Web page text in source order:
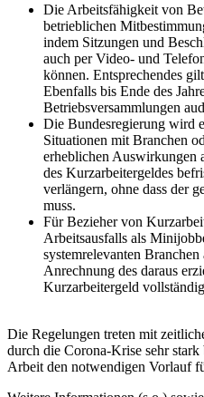
Die Arbeitsfähigkeit von
betrieblichen
indem Sitzungen und
auch per Video- und
können. Entsprechendes
Ebenfalls bis Ende des
Betriebsversammlungen
Die Bundesregierung wird
Situationen mit Branchen
erheblichen Auswirkungen
des Kurzarbeitergeldes
verlängern, ohne dass der
muss.
Für Bezieher von
Arbeitsausfalls als
systemrelevanten
Anrechnung des daraus
Kurzarbeitergeld
Die Regelungen treten mit
durch die Corona-Krise sehr
Arbeit den notwendigen Vorlauf